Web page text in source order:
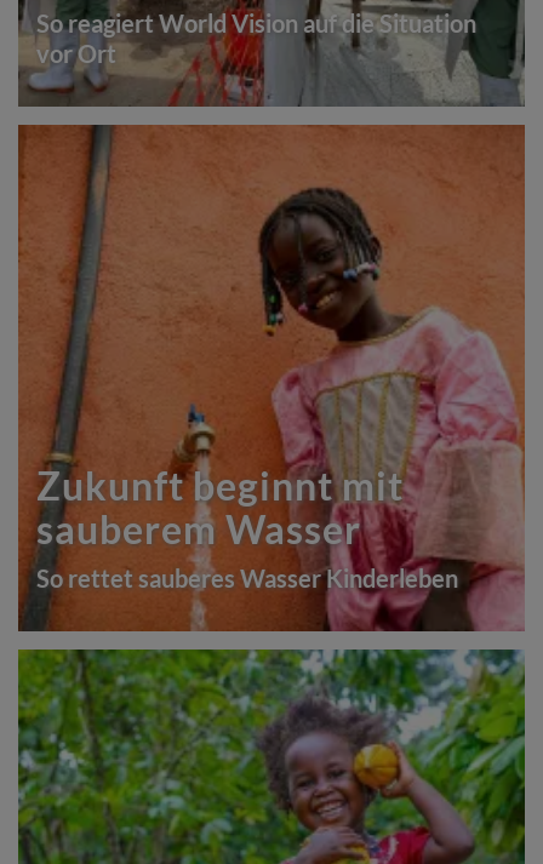
So reagiert World Vision auf die Situation
vor Ort
Zukunft beginnt mit
sauberem Wasser
So rettet sauberes Wasser Kinderleben